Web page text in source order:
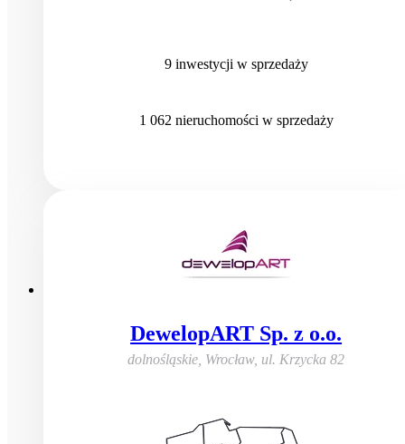
9 inwestycji w sprzedaży
1 062 nieruchomości w sprzedaży
DewelopART Sp. z o.o.
dolnośląskie, Wrocław, ul. Krzycka 82